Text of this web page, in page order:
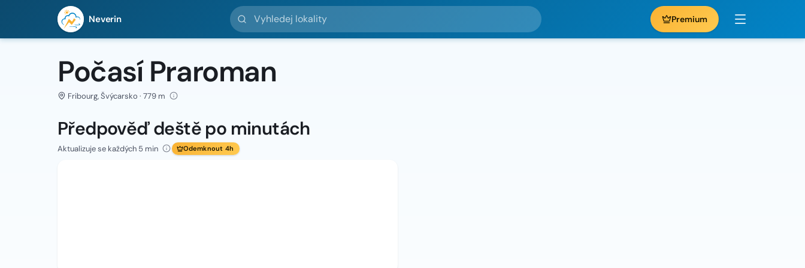
Neverin
Vyhledej lokality
Premium
Počasí Praroman
Fribourg, Švýcarsko · 779 m
Předpověď deště po minutách
Aktualizuje se každých 5 min Odemknout 4h